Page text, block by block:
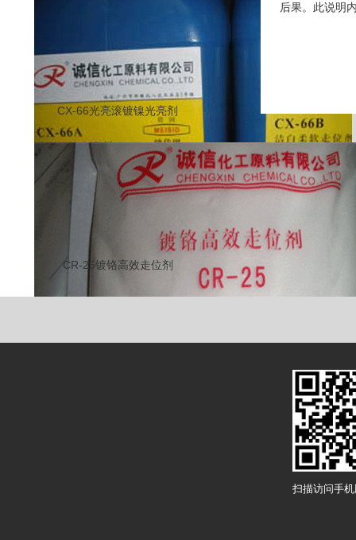
CX-66光亮滚镀镍光亮剂
CR-25镀铬高效走位剂
后果。此说明
扫描访问手